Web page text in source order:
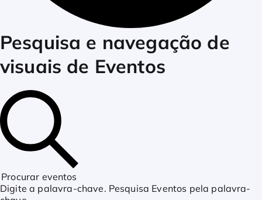
Eventos
for
junho
5,
Pesquisa e navegação de
visuais de Eventos
Procurar eventos
Digite a palavra-chave. Pesquisa Eventos pela palavra-